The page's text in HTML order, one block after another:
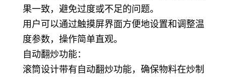
果一致，避免过度或不足的问题。
用户可以通过触摸屏界面方便地设置和调整温
度参数，操作简单直观。
自动翻炒功能：
滚筒设计带有自动翻炒功能，确保物料在炒制